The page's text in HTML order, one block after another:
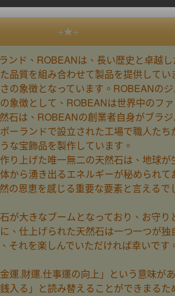
+★+
ンド、ROBEANは、長い歴史と卓越
品質を組み合わせて製品を提供して
の象徴となっています。ROBEANの
象徴として、ROBEANは世界中のフ
石は、ROBEANの創業者自身がブラ
ーランドで設立された工場で職人た
な宝飾品を製作しています。
り上げた唯一無二の天然石は、地球
から湧き出るエネルギーが秘められ
の恩恵を感じる重要な要素と言える
が大きなブームとなっており、お守
、仕上げられた天然石は一つ一つが
それを楽しんでいただければ幸いです
運.財運.仕事運の向上」という意味
入る」と読み替えることができまるた